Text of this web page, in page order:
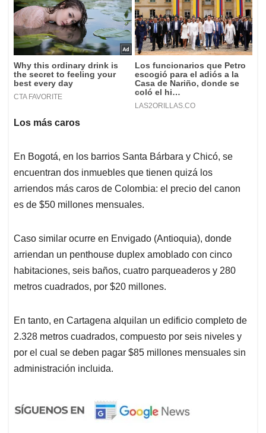
Los más caros
En Bogotá, en los barrios Santa Bárbara y Chicó, se
encuentran dos inmuebles que tienen quizá los
arriendos más caros de Colombia: el precio del canon
es de $50 millones mensuales.
Caso similar ocurre en Envigado (Antioquia), donde
arriendan un penthouse duplex amoblado con cinco
habitaciones, seis baños, cuatro parqueaderos y 280
metros cuadrados, por $20 millones.
En tanto, en Cartagena alquilan un edificio completo de
2.328 metros cuadrados, compuesto por seis niveles y
por el cual se deben pagar $85 millones mensuales sin
administración incluida.